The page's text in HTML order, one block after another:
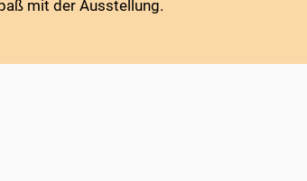
mit der Ausstellung.